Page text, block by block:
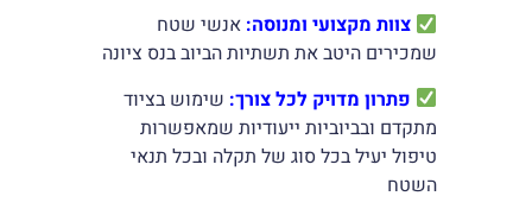
צוות מקצועי ומנוסה: אנשי שטח
שמכירים היטב את תשתיות הביוב בנס ציונה
פתרון מדויק לכל צורך: שימוש בציוד
מתקדם ובביוביות ייעודיות שמאפשרות
טיפול יעיל בכל סוג של תקלה ובכל תנאי
השטח